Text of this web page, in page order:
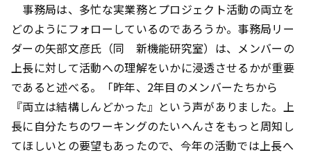
事務局は、多忙な実業務とプロジェクト活動の両立を
どのようにフォローしているのであろうか。事務局リー
ダーの矢部文彦氏（同 新機能研究室）は、メンバーの
上長に対して活動への理解をいかに浸透させるかが重要
であると述べる。「昨年、2年目のメンバーたちから
『両立は結構しんどかった』という声がありました。上
長に自分たちのワーキングのたいへんさをもっと周知し
てほしいとの要望もあったので、今年の活動では上長へ